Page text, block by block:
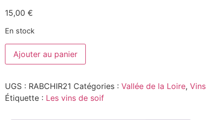
15,00 €
En stock
quantité
de
Chinon
-
Vignoble
du
Ajouter au panier
UGS : RABCHIR21 Catégories : Vallée de la Loire, Vins
Étiquette : Les vins de soif